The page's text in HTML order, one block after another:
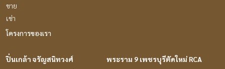
ขาย
เช่า
โครงการของเรา
ปิ่นเกล้า จรัญสนิทวงศ์
พระราม 9 เพชรบุรีตัดใหม่ RCA